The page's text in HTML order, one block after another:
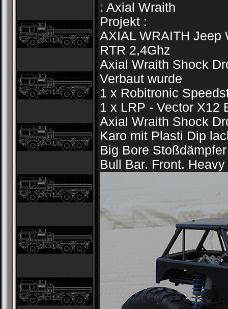
: Axial Wraith
Projekt :
AXIAL WRAITH Jeep
RTR 2,4Ghz
Axial Wraith Shock
Verbaut wurde
1 x Robitronic
1 x LRP - Vector X12
Axial Wraith Shock
Karo mit Plasti Dip
Big Bore Stoßdämpfer
Bull Bar. Front.